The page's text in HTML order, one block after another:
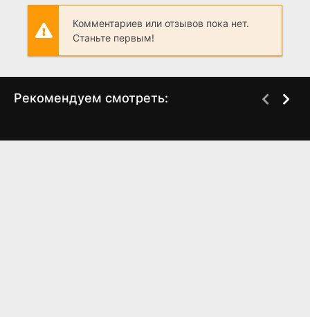
Комментариев или отзывов пока нет.
Станьте первым!
Рекомендуем смотреть: